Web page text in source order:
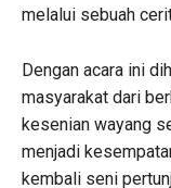
melalui sebuah
Dengan acara ini
masyarakat dari
kesenian wayang
menjadi
kembali seni